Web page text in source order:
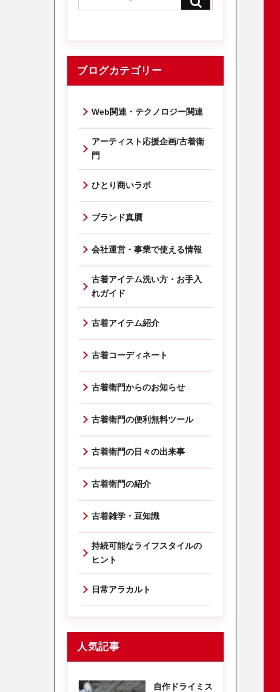
ブログカテゴリー
Web関連・テクノロジー関連
アーティスト応援企画/古着衛
門
ひとり商いラボ
ブランド真贋
会社運営・事業で使える情報
古着アイテム洗い方・お手入
れガイド
古着アイテム紹介
古着コーディネート
古着衛門からのお知らせ
古着衛門の便利無料ツール
古着衛門の日々の出来事
古着衛門の紹介
古着雑学・豆知識
持続可能なライフスタイルの
ヒント
日常アラカルト
人気記事
自作ドライミス